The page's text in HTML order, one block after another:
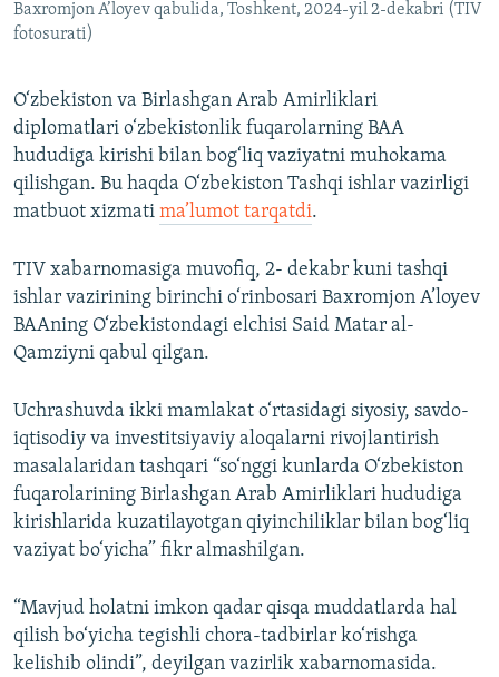
Baxromjon A’loyev qabulida, Toshkent, 2024-yil 2-dekabri (TIV
fotosurati)
O‘zbekiston va Birlashgan Arab Amirliklari
diplomatlari o‘zbekistonlik fuqarolarning BAA
hududiga kirishi bilan bog‘liq vaziyatni muhokama
qilishgan. Bu haqda O‘zbekiston Tashqi ishlar vazirligi
matbuot xizmati ma’lumot tarqatdi.
TIV xabarnomasiga muvofiq, 2- dekabr kuni tashqi
ishlar vazirining birinchi o‘rinbosari Baxromjon A’loyev
BAAning O‘zbekistondagi elchisi Said Matar al-
Qamziyni qabul qilgan.
Uchrashuvda ikki mamlakat o‘rtasidagi siyosiy, savdo-
iqtisodiy va investitsiyaviy aloqalarni rivojlantirish
masalalaridan tashqari “so‘nggi kunlarda O‘zbekiston
fuqarolarining Birlashgan Arab Amirliklari hududiga
kirishlarida kuzatilayotgan qiyinchiliklar bilan bog‘liq
vaziyat bo‘yicha” fikr almashilgan.
“Mavjud holatni imkon qadar qisqa muddatlarda hal
qilish bo‘yicha tegishli chora-tadbirlar ko‘rishga
kelishib olindi”, deyilgan vazirlik xabarnomasida.